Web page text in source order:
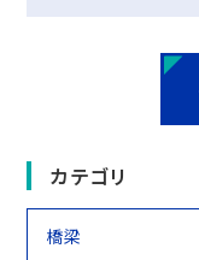
カテゴリ
橋梁